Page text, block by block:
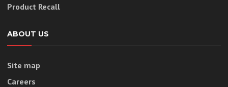
Product Recall
ABOUT US
Site map
Careers